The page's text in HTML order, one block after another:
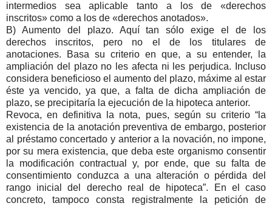
intermedios sea aplicable tanto a los de «derechos
inscritos» como a los de «derechos anotados».
B) Aumento del plazo. Aquí tan sólo exige el de los
derechos inscritos, pero no el de los titulares de
anotaciones. Basa su criterio en que, a su entender, la
ampliación del plazo no les afecta ni les perjudica. Incluso
considera beneficioso el aumento del plazo, máxime al estar
éste ya vencido, ya que, a falta de dicha ampliación de
plazo, se precipitaría la ejecución de la hipoteca anterior.
Revoca, en definitiva la nota, pues, según su criterio “la
existencia de la anotación preventiva de embargo, posterior
al préstamo concertado y anterior a la novación, no impone,
por su mera existencia, que deba este organismo consentir
la modificación contractual y, por ende, que su falta de
consentimiento conduzca a una alteración o pérdida del
rango inicial del derecho real de hipoteca”. En el caso
concreto, tampoco consta registralmente la petición de